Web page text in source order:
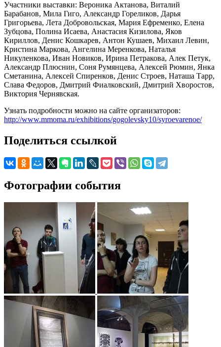
Участники выставки: Вероника Актанова, Виталий
Барабанов, Мила Гиго, Александр Гореликов, Дарья
Григорьева, Лета Добровольская, Мария Ефременко, Елена
Зубцова, Полина Исаева, Анастасия Кизилова, Яков
Кириллов, Денис Кошкарев, Антон Кушаев, Михаил Левин,
Кристина Маркова, Ангелина Меренкова, Наталья
Никуленкова, Иван Новиков, Ирина Петракова, Алек Петук,
Александр Плюснин, Соня Румянцева, Алексей Рюмин, Янка
Сметанина, Алексей Спиренков, Денис Строев, Наташа Тарр,
Слава Федоров, Дмитрий Фиалковский, Дмитрий Хворостов,
Виктория Чернявская.
Узнать подробности можно на сайте организаторов:
http://www.mmoma.ru/exhibitions/gogolevsky10/syroevarenoe/
Поделиться ссылкой
Фотографии события